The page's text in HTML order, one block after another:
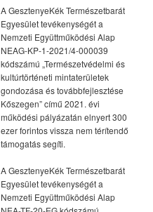
A GesztenyeKék Természetbarát
Egyesület tevékenységét a
Nemzeti Együttműködési Alap
NEAG-KP-1-2021/4-000039
kódszámú „Természetvédelmi és
kultúrtörténeti mintaterületek
gondozása és továbbfejlesztése
Kőszegen” című 2021. évi
működési pályázatán elnyert 300
ezer forintos vissza nem térítendő
támogatás segíti.
A GesztenyeKék Természetbarát
Egyesület tevékenységét a
Nemzeti Együttműködési Alap